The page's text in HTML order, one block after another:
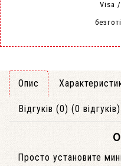
Visa
Опис
Відгуків (0) (0 відгуків)
Просто установите